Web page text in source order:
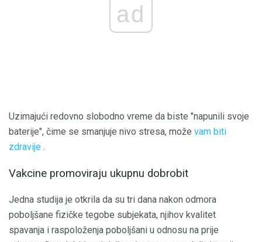
ad
Uzimajući redovno slobodno vreme da biste "napunili svoje
baterije", čime se smanjuje nivo stresa, može vam biti
zdravije .
Vakcine promoviraju ukupnu dobrobit
Jedna studija je otkrila da su tri dana nakon odmora
poboljšane fizičke tegobe subjekata, njihov kvalitet
spavanja i raspoloženja poboljšani u odnosu na prije